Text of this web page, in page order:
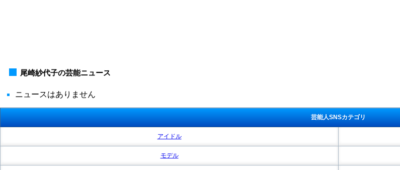
尾崎紗代子の芸能ニュース
ニュースはありません
芸能人SNSカテゴリ
アイドル
モデル